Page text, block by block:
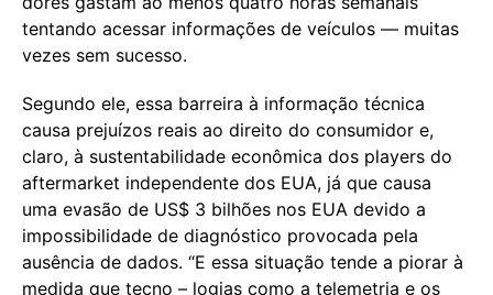
tentando acessar informações de veículos — muitas
vezes sem sucesso.
Segundo ele, essa barreira à informação técnica
causa prejuízos reais ao direito do consumidor e,
claro, à sustentabilidade econômica dos players do
aftermarket independente dos EUA, já que causa
uma evasão de US$ 3 bilhões nos EUA devido a
impossibilidade de diagnóstico provocada pela
ausência de dados. “E essa situação tende a piorar à
medida que tecno – logias como a telemetria e os